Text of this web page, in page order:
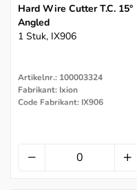
Hard Wire Cutter T.C. 15°
Angled
1 Stuk, IX906
Artikelnr.: 100003324
Fabrikant: Ixion
Code Fabrikant: IX906